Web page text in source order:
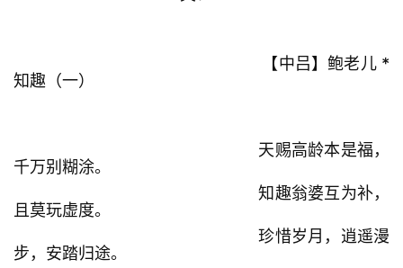
【中吕】鲍老儿 *
知趣（一）
天赐高龄本是福，
千万别糊涂。
知趣翁婆互为补，
且莫玩虚度。
珍惜岁月，逍遥漫
步，安踏归途。